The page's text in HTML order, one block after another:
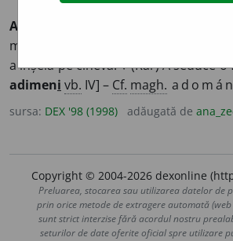
ADEMEN
momi, a tenta pe cineva, de obicei
a înșela pe cineva. ♦ (Rar) A seduce o
adimeni vb. IV] – Cf. magh.
sursa: DEX '98 (1998) adăugată de
Copyright © 2004-2026 dexonline
Preluarea, stocarea sau utilizarea datelor de
prin orice metode de extragere automată
sunt strict interzise fără acordul nostru
seturilor de date oferite oficial spre utilizare